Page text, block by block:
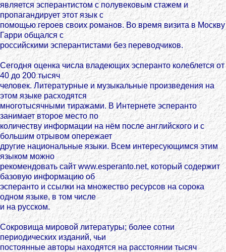
является эсперантистом с полувековым стажем и
пропагандирует этот язык с
помощью героев своих романов. Во время визита в Москву
Гарри общался с
российскими эсперантистами без переводчиков.
Сегодня оценка числа владеющих эсперанто колеблется от
40 до 200 тысяч
человек. Литературные и музыкальные произведения на
этом языке расходятся
многотысячными тиражами. В Интернете эсперанто
занимает второе место по
количеству информации на нём после английского и с
большим отрывом опережает
другие национальные языки. Всем интересующимся этим
языком можно
рекомендовать сайт www.esperanto.net, который содержит
базовую информацию об
эсперанто и ссылки на множество ресурсов на сорока
одном языке, в том числе
и на русском.
Сокровища мировой литературы; более сотни
периодических изданий, чьи
постоянные авторы находятся на расстоянии тысяч